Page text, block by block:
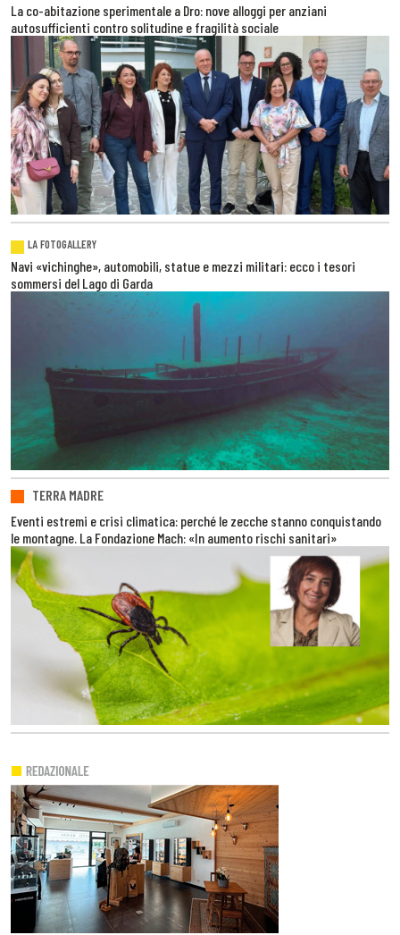
La co-abitazione sperimentale a Dro: nove alloggi per anziani
autosufficienti contro solitudine e fragilità sociale
LA FOTOGALLERY
Navi «vichinghe», automobili, statue e mezzi militari: ecco i tesori
sommersi del Lago di Garda
TERRA MADRE
Eventi estremi e crisi climatica: perché le zecche stanno conquistando
le montagne. La Fondazione Mach: «In aumento rischi sanitari»